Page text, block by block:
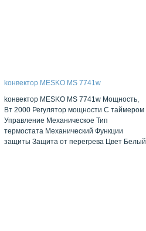
kонвектор MESKO MS 7741w
kонвектор MESKO MS 7741w Мощность,
Вт 2000 Регулятор мощности С таймером
Управление Механическое Тип
термостата Механический Функции
защиты Защита от перегрева Цвет Белый